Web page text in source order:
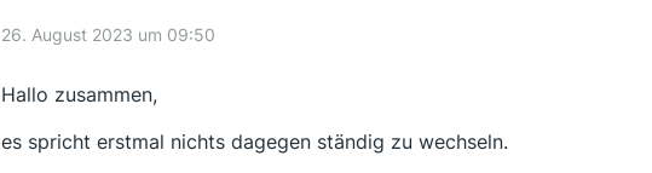
26. August 2023 um 09:50
Hallo zusammen,
es spricht erstmal nichts dagegen ständig zu wechseln.